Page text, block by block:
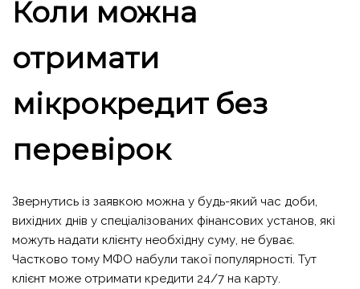
Коли можна
отримати
мікрокредит без
перевірок
Звернутись із заявкою можна у будь-який час доби,
вихідних днів у спеціалізованих фінансових установ, які
можуть надати клієнту необхідну суму, не буває.
Частково тому МФО набули такої популярності. Тут
клієнт може отримати кредити 24/7 на карту.